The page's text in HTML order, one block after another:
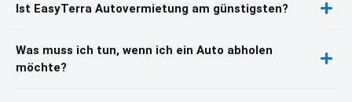
Ist EasyTerra Autovermietung am günstigsten?
Was muss ich tun, wenn ich ein Auto abholen
möchte?